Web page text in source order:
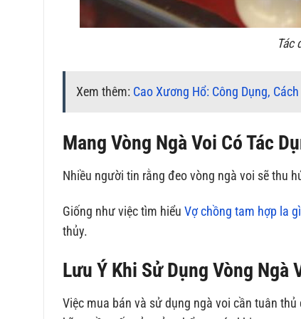
Tác
Xem thêm: Cao Xương Hổ: Công Dụng,
Mang Vòng Ngà Voi Có Tác
Nhiều người tin rằng đeo vòng ngà voi sẽ thu
Giống như việc tìm hiểuVợ chồng tam hợp la gì
thủy.
Lưu Ý Khi Sử Dụng Vòng Ngà
Việc mua bán và sử dụng ngà voi cần tuân